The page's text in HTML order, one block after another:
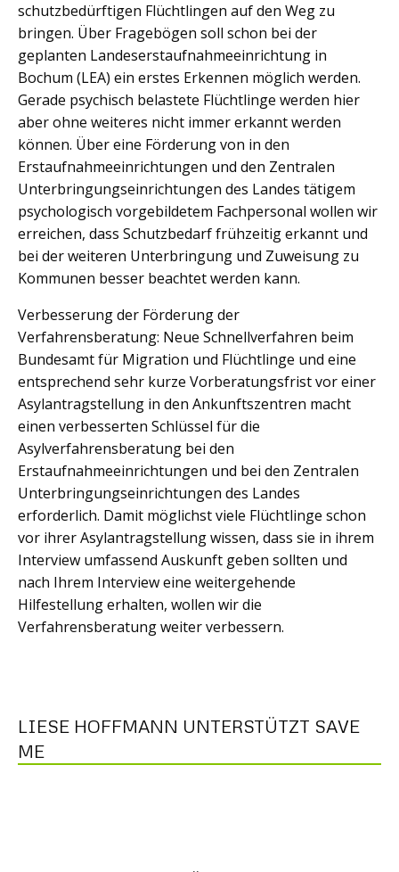
schutzbedürftigen Flüchtlingen auf den Weg zu
bringen. Über Fragebögen soll schon bei der
geplanten Landeserstaufnahmeeinrichtung in
Bochum (LEA) ein erstes Erkennen möglich werden.
Gerade psychisch belastete Flüchtlinge werden hier
aber ohne weiteres nicht immer erkannt werden
können. Über eine Förderung von in den
Erstaufnahmeeinrichtungen und den Zentralen
Unterbringungseinrichtungen des Landes tätigem
psychologisch vorgebildetem Fachpersonal wollen wir
erreichen, dass Schutzbedarf frühzeitig erkannt und
bei der weiteren Unterbringung und Zuweisung zu
Kommunen besser beachtet werden kann.
Verbesserung der Förderung der
Verfahrensberatung: Neue Schnellverfahren beim
Bundesamt für Migration und Flüchtlinge und eine
entsprechend sehr kurze Vorberatungsfrist vor einer
Asylantragstellung in den Ankunftszentren macht
einen verbesserten Schlüssel für die
Asylverfahrensberatung bei den
Erstaufnahmeeinrichtungen und bei den Zentralen
Unterbringungseinrichtungen des Landes
erforderlich. Damit möglichst viele Flüchtlinge schon
vor ihrer Asylantragstellung wissen, dass sie in ihrem
Interview umfassend Auskunft geben sollten und
nach Ihrem Interview eine weitergehende
Hilfestellung erhalten, wollen wir die
Verfahrensberatung weiter verbessern.
LIESE HOFFMANN UNTERSTÜTZT SAVE
ME